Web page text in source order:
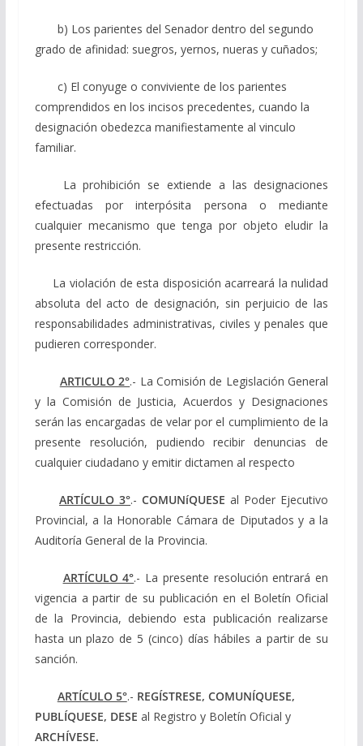
b) Los parientes del Senador dentro del segundo
grado de afinidad: suegros, yernos, nueras y cuñados;
c) El conyuge o conviviente de los parientes
comprendidos en los incisos precedentes, cuando la
designación obedezca manifiestamente al vinculo
familiar.
La prohibición se extiende a las designaciones
efectuadas por interpósita persona o mediante
cualquier mecanismo que tenga por objeto eludir la
presente restricción.
La violación de esta disposición acarreará la nulidad
absoluta del acto de designación, sin perjuicio de las
responsabilidades administrativas, civiles y penales que
pudieren corresponder.
ARTICULO 2°.- La Comisión de Legislación General
y la Comisión de Justicia, Acuerdos y Designaciones
serán las encargadas de velar por el cumplimiento de la
presente resolución, pudiendo recibir denuncias de
cualquier ciudadano y emitir dictamen al respecto
ARTÍCULO 3°.-COMUNíQUESE al Poder Ejecutivo
Provincial, a la Honorable Cámara de Diputados y a la
Auditoría General de la Provincia.
ARTÍCULO 4°.- La presente resolución entrará en
vigencia a partir de su publicación en el Boletín Oficial
de la Provincia, debiendo esta publicación realizarse
hasta un plazo de 5 (cinco) días hábiles a partir de su
sanción.
ARTÍCULO 5°.- REGÍSTRESE, COMUNÍQUESE,
PUBLÍQUESE, DESE al Registro y Boletín Oficial y
ARCHÍVESE.